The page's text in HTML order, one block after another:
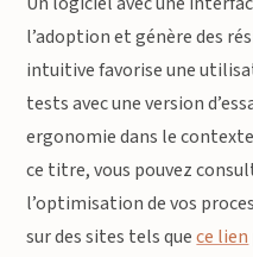
l’adoption et génère des
intuitive favorise une
tests avec une version
ergonomie dans le
ce titre, vous pouvez
l’optimisation de vos
sur des sites tels quece lien